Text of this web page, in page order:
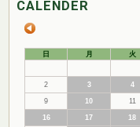
CALENDER
日 月 火
2 3 4
9 10 11
16 17 18